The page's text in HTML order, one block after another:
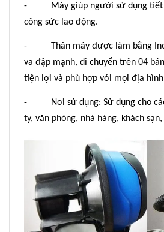
- Máy giúp người sử dụng tiết
công sức lao động.
- Thân máy được làm bằng
va đập mạnh, di chuyển trên 04
tiện lợi và phù hợp với mọi địa
- Nơi sử dụng: Sử dụng cho các
ty, văn phòng, nhà hàng, khách